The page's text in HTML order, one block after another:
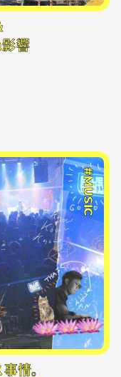
影響
#MUSIC
情。